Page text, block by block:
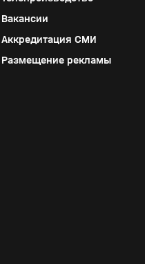
Вакансии
Аккредитация СМИ
Размещение рекламы